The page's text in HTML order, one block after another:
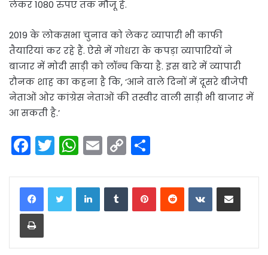
लेकर 1080 रुपए तक मौजू है.
2019 के लोकसभा चुनाव को लेकर व्यापारी भी काफी
तैयारियां कर रहे हैं. ऐसे में गोधरा के कपड़ा व्यापारियों ने
बाजार में मोदी साड़ी को लॉन्च किया है. इस बारे में व्यापारी
रौनक शाह का कहना है कि, ‘आने वाले दिनों में दूसरे बीजेपी
नेताओं ओर कांग्रेस नेताओं की तस्वीर वाली साड़ी भी बाजार में
आ सकती है.’
F
a
c
e
b
o
T
w
itt
er
W
h
a
ts
p
E
m
ai
C
o
p
n
ar
LinkedInTumblrPinterestReddit VKontakteShare via Email
Print